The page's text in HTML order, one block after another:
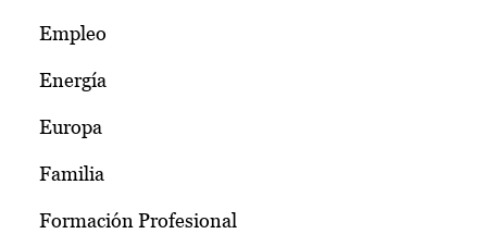
Empleo
Energía
Europa
Familia
Formación Profesional